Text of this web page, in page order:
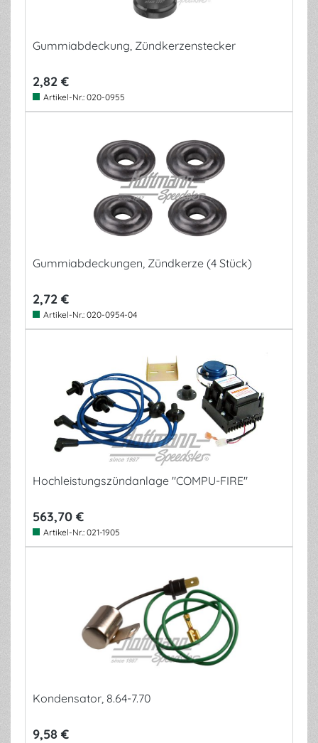
Gummiabdeckung, Zündkerzenstecker
2,82 €
Artikel-Nr.: 020-0955
Gummiabdeckungen, Zündkerze (4 Stück)
2,72 €
Artikel-Nr.: 020-0954-04
Hochleistungszündanlage "COMPU-FIRE"
563,70 €
Artikel-Nr.: 021-1905
Kondensator, 8.64-7.70
9,58 €